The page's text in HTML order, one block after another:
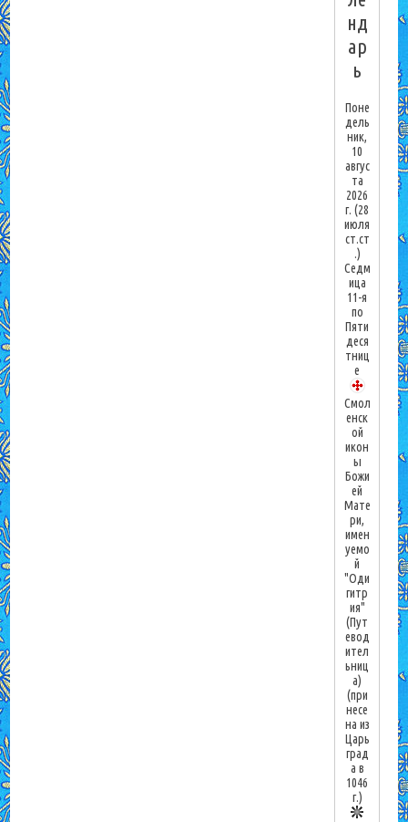
нд
ар
ь
Поне
дель
ник,
10
авгус
та
2026
г.(28
июля
ст.ст
.)
Седм
ица
11-я
по
Пяти
деся
тниц
е
Смол
енск
ой
икон
ы
Божи
ей
Мате
ри,
имен
уемо
й
"Оди
гитр
ия"
(Пут
евод
ител
ьниц
а)
(при
несе
на из
Царь
град
а в
1046
г.)